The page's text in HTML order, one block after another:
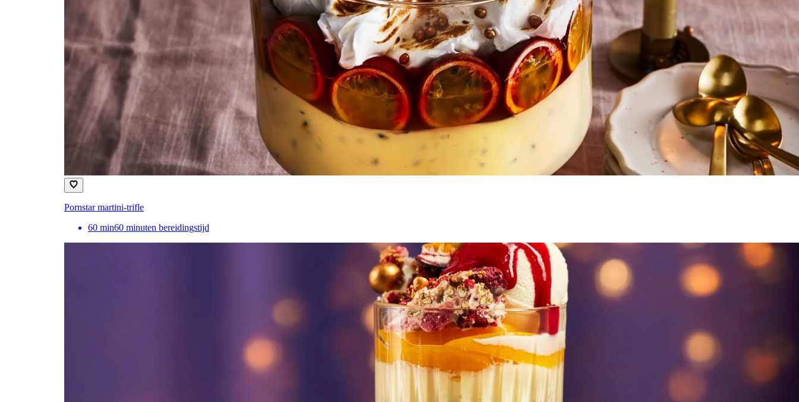
Pornstar martini-trifle
60 min60 minuten bereidingstijd